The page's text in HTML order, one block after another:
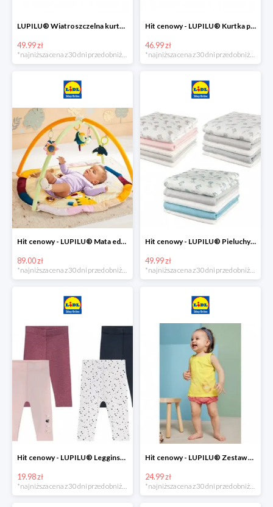
LUPILU® Wiatroszczelna kurtka dziecięca softshell, 1 sztuka
49.99 zł
Hit cenowy - LUPILU® Kurtka przeciwdeszczowa dziewczęca, 1 sztuka
46.99 zł
Hit cenowy - LUPILU® Mata edukacyjna dla niemowląt, 1 sztuka
89.00 zł
*najniższa cena z 30 dni przed obniżką
Hit cenowy - LUPILU® Pieluchy tetrowe 80x80 cm, z biobawełny, 5 sztuk
49.99 zł
*najniższa cena z 30 dni przed obniżką
Hit cenowy - LUPILU® Legginsy niemowlęce z biobawełną, 2 pary
19.98 zł
Hit cenowy - LUPILU® Zestaw dziecięcy z biobawełny (body + koszulka + spodenki), 1 komplet
24.99 zł